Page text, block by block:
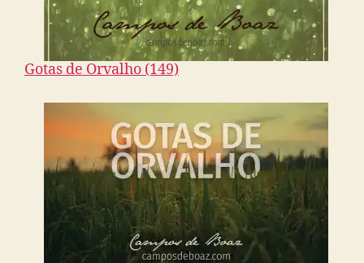
Gotas de Orvalho (149)